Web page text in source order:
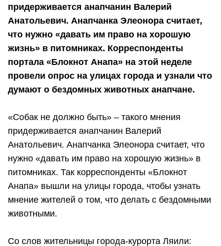
придерживается анапчанин Валерий
Анатольевич. Анапчанка Элеонора считает,
что нужно «давать им право на хорошую
жизнь» в питомниках. Корреспонденты
портала «Блокнот Анапа» на этой неделе
провели опрос на улицах города и узнали что
думают о бездомных животных анапчане.
«Собак не должно быть» – такого мнения
придерживается анапчанин Валерий
Анатольевич. Анапчанка Элеонора считает, что
нужно «давать им право на хорошую жизнь» в
питомниках. Так корреспонденты «Блокнот
Анапа» вышли на улицы города, чтобы узнать
мнение жителей о том, что делать с бездомными
животными.
Со слов жительницы города-курорта Ляили: